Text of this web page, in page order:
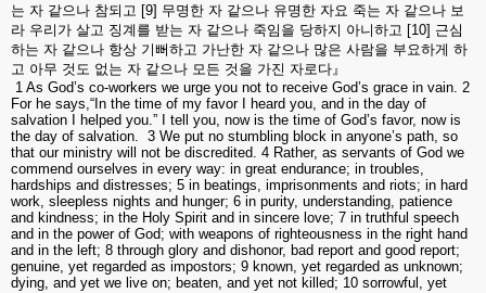
는 자 같으나 참되고 [9] 무명한 자 같으나 유명한 자요 죽는 자 같으나 보
라 우리가 살고 징계를 받는 자 같으나 죽임을 당하지 아니하고 [10] 근심
하는 자 같으나 항상 기뻐하고 가난한 자 같으나 많은 사람을 부요하게 하
고 아무 것도 없는 자 같으나 모든 것을 가진 자로다』
1 As God’s co-workers we urge you not to receive God’s grace in vain. 2
For he says,“In the time of my favor I heard you, and in the day of
salvation I helped you.” I tell you, now is the time of God’s favor, now is
the day of salvation. 3 We put no stumbling block in anyone’s path, so
that our ministry will not be discredited. 4 Rather, as servants of God we
commend ourselves in every way: in great endurance; in troubles,
hardships and distresses; 5 in beatings, imprisonments and riots; in hard
work, sleepless nights and hunger; 6 in purity, understanding, patience
and kindness; in the Holy Spirit and in sincere love; 7 in truthful speech
and in the power of God; with weapons of righteousness in the right hand
and in the left; 8 through glory and dishonor, bad report and good report;
genuine, yet regarded as impostors; 9 known, yet regarded as unknown;
dying, and yet we live on; beaten, and yet not killed; 10 sorrowful, yet